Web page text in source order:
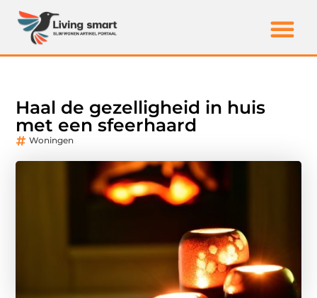
Haal de gezelligheid in huis
met een sfeerhaard
Woningen